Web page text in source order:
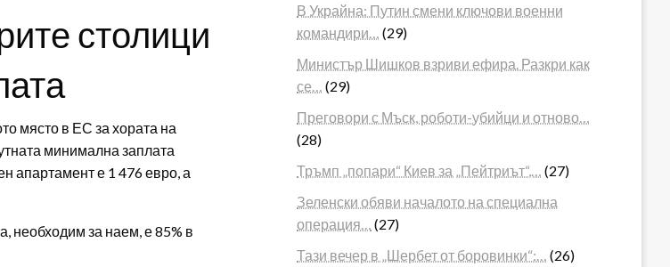
столици
място в ЕС за хората на
минимална заплата
апартамент е 1 476 евро, а
необходим за наем, е 85% в
В Украйна: Путин смени ключови военни
командири…
(29)
Министър Шишков взриви ефира. Разкри как
се…
(29)
Преговори с Мъск, роботи-убийци и отново…
(28)
Тръмп „попари“ Киев за „Пейтриът“,…
(27)
Зеленски обяви началото на специална
операция…
(27)
Тази вечер в „Шербет от боровинки“:…
(26)